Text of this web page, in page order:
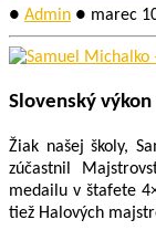
● Admin ● marec
Slovenský
Žiak našej školy,
zúčastnil
medailu v štafete
tiež Halových